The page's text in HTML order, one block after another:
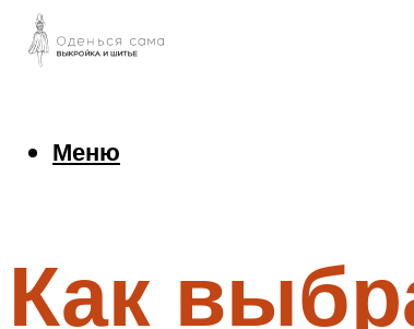
Блуза и рубашка
Джемпер и свитер
Меню
Меню
Как